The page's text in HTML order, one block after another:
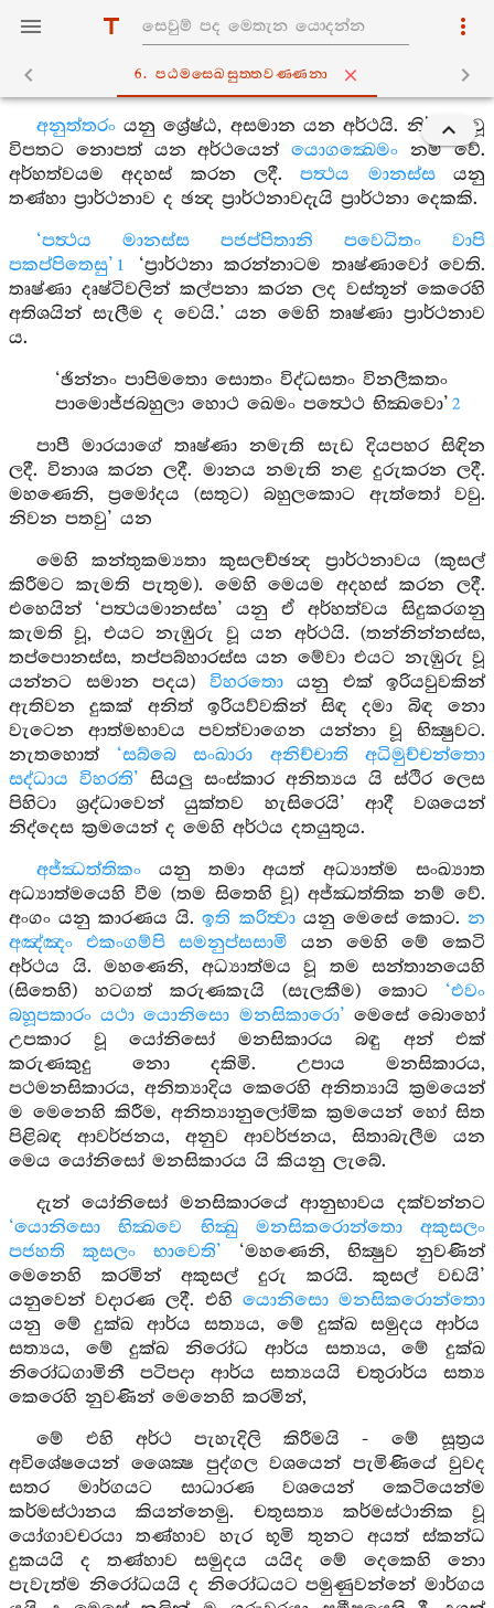
6. පඨමසෙඛසුත‍්තවණ‍්ණනා
අනුත්තරංයනු ශ්‍රේෂ්ඨ, අසමාන යන අර්ථයි. නිර්භය වූ
විපතට නොපත් යන අර්ථයෙන්යොගක්‍ඛෙමං නම් වේ.
අර්හත්වයම අදහස් කරන ලදී.පත්‍ථය මානස්සයනු
තණ්හා ප්‍රාර්ථනාව ද ඡන්‍ද ප්‍රාර්ථනාවදැයි ප්‍රාර්ථනා දෙකකි.
‘පත්‍ථය මානස්ස පජප්පිතානි පවෙධිතං වාපි
පකප්පිතෙසු’ 1
‘ප්‍රාර්ථනා කරන්නාටම තෘෂ්ණාවෝ වෙති.
තෘෂ්ණා දෘෂ්ටිවලින් කල්පනා කරන ලද වස්තූන් කෙරෙහි
අතිශයින් සැලීම ද වෙයි.’ යන මෙහි තෘෂ්ණා ප්‍රාර්ථනාව
ය.
‘ඡින්නං පාපිමතො සොතං විද්ධසතං විනලීකතං
පාමොජ්ජබහුලා හොථ ඛෙමං පත්‍ථෙථ භික්‍ඛවො’ 2
පාපී මාරයාගේ තෘෂ්ණා නමැති සැඩ දියපහර සිඳින
ලදී. විනාශ කරන ලදී. මානය නමැති නළ දුරුකරන ලදී.
මහණෙනි, ප්‍රමෝදය (සතුට) බහුලකොට ඇත්තෝ වවු.
නිවන පතවු’ යන
මෙහි කන්තුකම්‍යතා කුසලච්ඡන්‍ද ප්‍රාර්ථනාවය (කුසල්
කිරීමට කැමති පැතුම). මෙහි මෙයම අදහස් කරන ලදී.
එහෙයින් ‘පත්‍ථයමානස්ස’ යනු ඒ අර්හත්වය සිදුකරගනු
කැමති වූ, එයට නැඹුරු වූ යන අර්ථයි. (තන්නින්නස්ස,
තප්පොනස්ස, තප්පබ්හාරස්ස යන මේවා එයට නැඹුරු වූ
යන්නට සමාන පදය) විහරතොයනු එක් ඉරියවුවකින්
ඇතිවන දුකක් අනිත් ඉරියව්වකින් සිඳ දමා බිඳ නො
වැටෙන ආත්මභාවය පවත්වාගෙන යන්නා වූ භික්‍ෂුවට.
නැතහොත් ‘සබ්බෙ සංඛාරා අනිච්චාති අධිමුච්චන්තො
සද්ධාය විහරති’ සියලු සංස්කාර අනිත්‍යය යි ස්ථිර ලෙස
පිහිටා ශ්‍රද්ධාවෙන් යුක්තව හැසිරෙයි’ ආදී වශයෙන්
නිද්දෙස ක්‍රමයෙන් ද මෙහි අර්ථය දතයුතුය.
අජ්ඣත්තිකංයනු තමා අයත් අධ්‍යාත්ම සංඛ්‍යාත
අධ්‍යාත්මයෙහි වීම (තම සිතෙහි වූ) අජ්ඣත්තික නම් වේ.
අංගං යනු කාරණය යි.ඉති කරිත්‍වායනු මෙසේ කොට.න
අඤ්ඤං එකංගම්පි සමනුප්සසාමි යන මෙහි මේ කෙටි
අර්ථය යි. මහණෙනි, අධ්‍යාත්මය වූ තම සන්තානයෙහි
(සිතෙහි) හටගත් කරුණකැයි (සැලකීම) කොට ‘එවං
බහූපකාරං යථා යොනිසො මනසිකාරො’ මෙසේ බොහෝ
උපකාර වූ යෝනිසෝ මනසිකාරය බඳු අන් එක්
කරුණකුදු නො දකිමි. උපාය මනසිකාරය,
පථමනසිකාරය, අනිත්‍යාදිය කෙරෙහි අනිත්‍යායි ක්‍රමයෙන්
ම මෙනෙහි කිරීම, අනිත්‍යානුලෝමික ක්‍රමයෙන් හෝ සිත
පිළිබඳ ආවර්ජනය, අනුව ආවර්ජනය, සිතාබැලීම යන
මෙය යෝනිසෝ මනසිකාරය යි කියනු ලැබේ.
දැන් යෝනිසෝ මනසිකාරයේ ආනුභාවය දක්වන්නට
‘යොනිසො භික්‍ඛවෙ භික්‍ඛු මනසිකරොන්තො අකුසලං
පජහති කුසලං භාවෙති’ ‘මහණෙනි, භික්‍ෂුව නුවණින්
මෙනෙහි කරමින් අකුසල් දුරු කරයි. කුසල් වඩයි’
යනුවෙන් වදාරණ ලදී. එහි යොනිසො මනසිකරොන්තො
යනු මේ දුක්ඛ ආර්ය සත්‍යය, මේ දුක්ඛ සමුදය ආර්ය
සත්‍යය, මේ දුක්ඛ නිරෝධ ආර්ය සත්‍යය, මේ දුක්ඛ
නිරෝධගාමිනී පටිපදා ආර්ය සත්‍යයයි චතුරාර්ය සත්‍ය
කෙරෙහි නුවණින් මෙනෙහි කරමින්,
මේ එහි අර්ථ පැහැදිලි කිරීමයි - මේ සූත්‍රය
අවිශේෂයෙන් ශෛක්‍ෂ පුද්ගල වශයෙන් පැමිණියේ වුවද
සතර මාර්ගයට සාධාරණ වශයෙන් කෙටියෙන්ම
කර්මස්ථානය කියන්නෙමු. චතුසත්‍ය කර්මස්ථානික වූ
යෝගාවචරයා තණ්හාව හැර භූමි තුනට අයත් ස්කන්ධ
දුකයයි ද තණ්හාව සමුදය යයිද මේ දෙකෙහි නො
පැවැත්ම නිරෝධයයි ද නිරෝධයට පමුණුවන්නේ මාර්ගය